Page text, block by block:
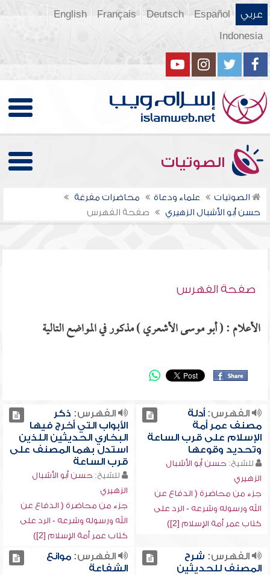
عربي Español
Deutsch
Français
English
Indonesia
الصوتيات
الصوتيات علماء ودعاة
محاضرات مفرغة
حسن أبو الأشبال الزهيري
صفحة الفهرس
صفحة الفهرس
الأعلام : ( أبو موسى الأشعري ) مذكور في المواضع التالية
الفهرس:أدلة
مصنف عمر أمة
الإسلام على قرب الساعة
وتحديد وقوعها
للشيخ: حسن أبو الأشبال
الزهيري
جزء من محاضرة ( الدفاع عن
الله ورسوله وشرعه - الرد على
كتاب عمر أمة الإسلام [2])
الفهرس: ذكر
الأبواب التي أخرج فيها
البخاري الحديثين اللذين
استدل بهما المصنف على
قرب الساعة
للشيخ: حسن أبو الأشبال
الزهيري
جزء من محاضرة ( الدفاع عن
الله ورسوله وشرعه - الرد على
كتاب عمر أمة الإسلام [2])
الفهرس: شرح
المصنف للحديثين
الفهرس:موانع
الشفاعة